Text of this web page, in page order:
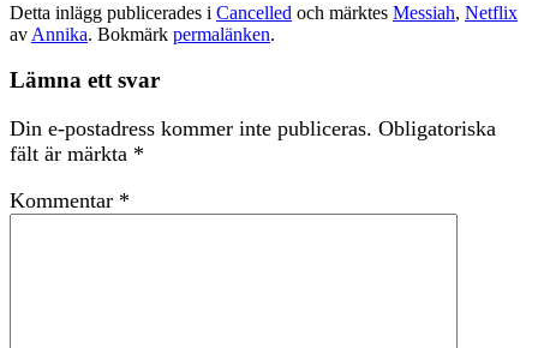
Detta inlägg publicerades i Cancelled och märktes Messiah, Netflix
av Annika. Bokmärk permalänken.
Lämna ett svar
Din e-postadress kommer inte publiceras. Obligatoriska
fält är märkta *
Kommentar *